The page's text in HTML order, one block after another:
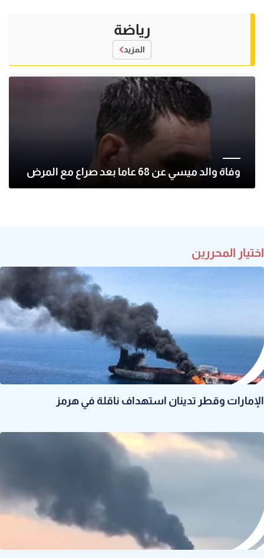
رياضة
المزيد
وفاة والد ميسي عن 68 عاما بعد صراع مع المرض
اختيار المحررين
الإمارات وقطر تدينان استهداف ناقلة في هرمز